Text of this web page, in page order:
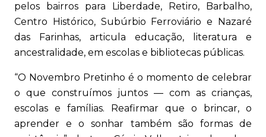
pelos bairros para Liberdade, Retiro, Barbalho,
Centro Histórico, Subúrbio Ferroviário e Nazaré
das Farinhas, articula educação, literatura e
ancestralidade, em escolas e bibliotecas públicas.
“O Novembro Pretinho é o momento de celebrar
o que construímos juntos — com as crianças,
escolas e famílias. Reafirmar que o brincar, o
aprender e o sonhar também são formas de